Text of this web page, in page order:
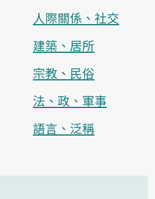
人際關係、社交
建築、居所
宗教、民俗
法、政、軍事
語言、泛稱